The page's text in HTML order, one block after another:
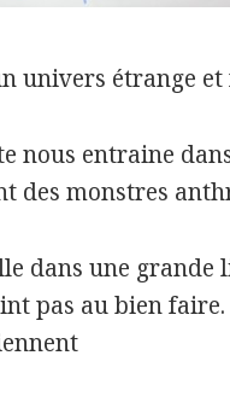
univers étrange
nous entraine
des monstres
dans une grande
pas au bien